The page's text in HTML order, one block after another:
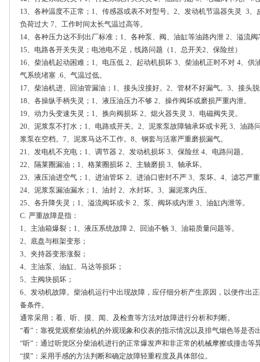
13、各种温度不正常；1、传感器或表不对型号。2、发动机节温器失灵 3
负荷过大 7、工作时间太长气温过高等。
14、各种压力达不到出厂标准；1、各种泵、阀、油缸等油路内泄 2、溢流
15、电路各开关失灵；电池电不足，线路问题（1、总开关2、保险丝）
16、柴油机起动困难；1、电压低 2、起动机损坏 3、柴油机正时不对 4、供
气系统堵塞 .6、气温过低。
17、柴油机进、回油管漏油；1、接头没接好。2、管材不好漏气。3、接头
18、各操纵手柄失灵；1、液压油压力不够 2、操作阀坏或磨损严重内泄。
19、动力头变速失灵；1、换向阀损坏 2、熄火器失灵 3、电磁阀失灵。
20、泥浆泵不打水；1、电路或开关。2、泥浆泵故障轴承坏或卡死 3、油路
浆泵在空档。7、泥浆马达不工作。8、钢套与活塞严重磨损漏气。
21、发电机不充电；1、调节器 2、发动机损坏 3、保险丝 4、电路问题。
22、隔莱圈漏油；1、格莱圈损坏 2、主轴磨损 3、轴承坏。
23、液压油进空气；1、进油管坏 2、进油口密封不严 3、泵坏。4、滤芯严
24、泥浆泵漏油漏水；1、油封 2、水封坏。3、漏泥浆内压。
25、各升降失灵；1、溢流阀坏或卡 2、泵、阀坏或内泄 3、油缸内泄等。
C. 严重故障是指：
1、主油箱爆裂；1、液压系统故障 2、回油不畅 3、油箱质量问题等。
2、底盘与框架变形；
3、夹持器变形涨裂；
4、主油泵、油缸、马达等损坏；
5、主阀块损坏；
6、发动机故障。柴油机运行中出现故障，应仔细分析产生原因，以便作出
备条件。
通常采用；看、听、摸、闻、及检查等方法对故障进行分析和判断。
“看”：靠视觉观察柴油机的外观现象和仪表的指示情况以及排气烟色等是否
“听”：通过听觉区分柴油机进行的正常爆发声和非正常的机械摩擦或撞击等
“摸”：采用手感的方法判断和确定故障轻重程度及具体部位。